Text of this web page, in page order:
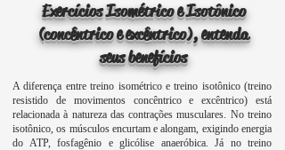
Exercícios Isométrico e Isotônico
(concêntrico e excêntrico), entenda
seus benefícios
A diferença entre treino isométrico e treino isotônico (treino
resistido de movimentos concêntrico e excêntrico) está
relacionada à natureza das contrações musculares. No treino
isotônico, os músculos encurtam e alongam, exigindo energia
do ATP, fosfagênio e glicólise anaeróbica. Já no treino